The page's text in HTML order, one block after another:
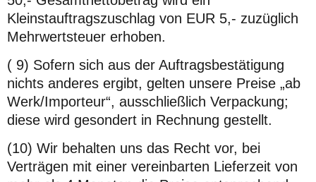
Kleinstauftragszuschlag von EUR 5,- zuzüglich
Mehrwertsteuer erhoben.
( 9) Sofern sich aus der Auftragsbestätigung
nichts anderes ergibt, gelten unsere Preise „ab
Werk/Importeur“, ausschließlich Verpackung;
diese wird gesondert in Rechnung gestellt.
(10) Wir behalten uns das Recht vor, bei
Verträgen mit einer vereinbarten Lieferzeit von